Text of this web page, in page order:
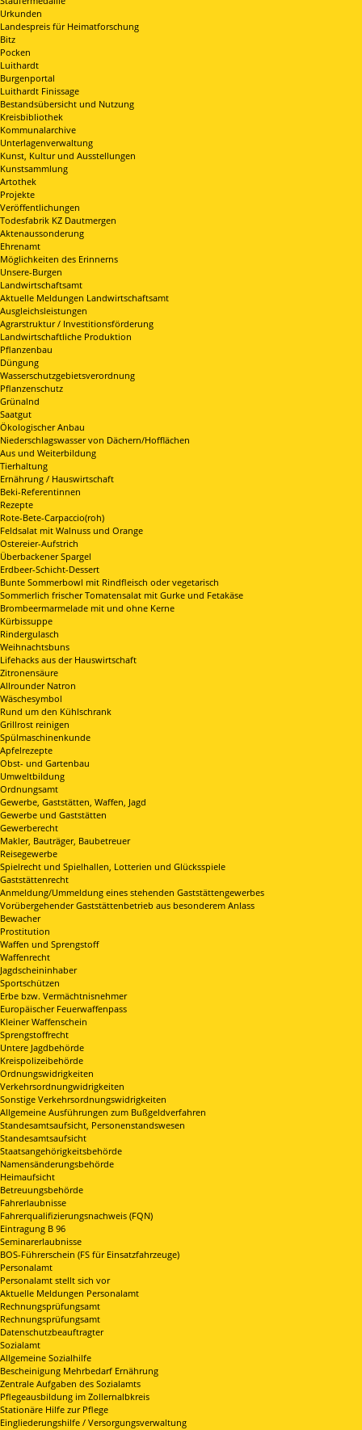
Urkunden
Landespreis für Heimatforschung
Bitz
Pocken
Luithardt
Burgenportal
Luithardt Finissage
Bestandsübersicht und Nutzung
Kreisbibliothek
Kommunalarchive
Unterlagenverwaltung
Kunst, Kultur und Ausstellungen
Kunstsammlung
Artothek
Projekte
Veröffentlichungen
Todesfabrik KZ Dautmergen
Aktenaussonderung
Ehrenamt
Möglichkeiten des Erinnerns
Unsere-Burgen
Landwirtschaftsamt
Aktuelle Meldungen Landwirtschaftsamt
Ausgleichsleistungen
Agrarstruktur / Investitionsförderung
Landwirtschaftliche Produktion
Pflanzenbau
Düngung
Wasserschutzgebietsverordnung
Pflanzenschutz
Grünalnd
Saatgut
Ökologischer Anbau
Niederschlagswasser von Dächern/Hofflächen
Aus und Weiterbildung
Tierhaltung
Ernährung / Hauswirtschaft
Beki-Referentinnen
Rezepte
Rote-Bete-Carpaccio(roh)
Feldsalat mit Walnuss und Orange
Ostereier-Aufstrich
Überbackener Spargel
Erdbeer-Schicht-Dessert
Bunte Sommerbowl mit Rindfleisch oder vegetarisch
Sommerlich frischer Tomatensalat mit Gurke und Fetakäse
Brombeermarmelade mit und ohne Kerne
Kürbissuppe
Rindergulasch
Weihnachtsbuns
Lifehacks aus der Hauswirtschaft
Zitronensäure
Allrounder Natron
Wäschesymbol
Rund um den Kühlschrank
Grillrost reinigen
Spülmaschinenkunde
Apfelrezepte
Obst- und Gartenbau
Umweltbildung
Ordnungsamt
Gewerbe, Gaststätten, Waffen, Jagd
Gewerbe und Gaststätten
Gewerberecht
Makler, Bauträger, Baubetreuer
Reisegewerbe
Spielrecht und Spielhallen, Lotterien und Glücksspiele
Gaststättenrecht
Anmeldung/Ummeldung eines stehenden Gaststättengewerbes
Vorübergehender Gaststättenbetrieb aus besonderem Anlass
Bewacher
Prostitution
Waffen und Sprengstoff
Waffenrecht
Jagdscheininhaber
Sportschützen
Erbe bzw. Vermächtnisnehmer
Europäischer Feuerwaffenpass
Kleiner Waffenschein
Sprengstoffrecht
Untere Jagdbehörde
Kreispolizeibehörde
Ordnungswidrigkeiten
Verkehrsordnungwidrigkeiten
Sonstige Verkehrsordnungswidrigkeiten
Allgemeine Ausführungen zum Bußgeldverfahren
Standesamtsaufsicht, Personenstandswesen
Standesamtsaufsicht
Staatsangehörigkeitsbehörde
Namensänderungsbehörde
Heimaufsicht
Betreuungsbehörde
Fahrerlaubnisse
Fahrerqualifizierungsnachweis (FQN)
Eintragung B 96
Seminarerlaubnisse
BOS-Führerschein (FS für Einsatzfahrzeuge)
Personalamt
Personalamt stellt sich vor
Aktuelle Meldungen Personalamt
Rechnungsprüfungsamt
Rechnungsprüfungsamt
Datenschutzbeauftragter
Sozialamt
Allgemeine Sozialhilfe
Bescheinigung Mehrbedarf Ernährung
Zentrale Aufgaben des Sozialamts
Pflegeausbildung im Zollernalbkreis
Stationäre Hilfe zur Pflege
Eingliederungshilfe / Versorgungsverwaltung